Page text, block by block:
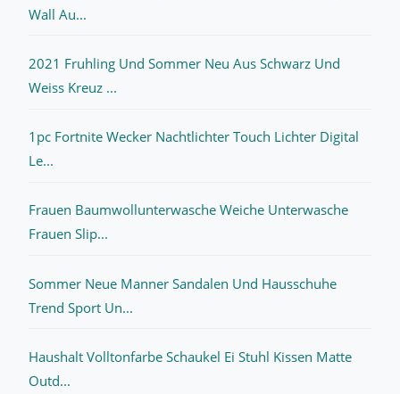
Wall Au...
2021 Fruhling Und Sommer Neu Aus Schwarz Und
Weiss Kreuz ...
1pc Fortnite Wecker Nachtlichter Touch Lichter Digital
Le...
Frauen Baumwollunterwasche Weiche Unterwasche
Frauen Slip...
Sommer Neue Manner Sandalen Und Hausschuhe
Trend Sport Un...
Haushalt Volltonfarbe Schaukel Ei Stuhl Kissen Matte
Outd...